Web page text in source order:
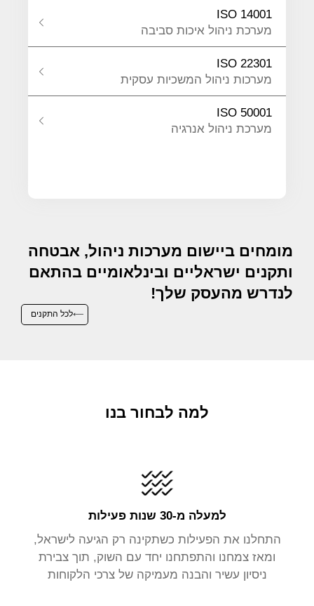
ISO 14001
מערכת ניהול איכות סביבה
ISO 22301
מערכות ניהול המשכיות עסקית
ISO 50001
מערכת ניהול אנרגיה
מומחים ביישום מערכות ניהול, אבטחה
ותקנים ישראליים ובינלאומיים בהתאם
לנדרש מהעסק שלך!
לכל התקנים
למה לבחור בנו
למעלה מ-30 שנות פעילות
התחלנו את הפעילות כשתקינה רק הגיעה לישראל,
ומאז צמחנו והתפתחנו יחד עם השוק, תוך צבירת
ניסיון עשיר והבנה מעמיקה של צרכי הלקוחות